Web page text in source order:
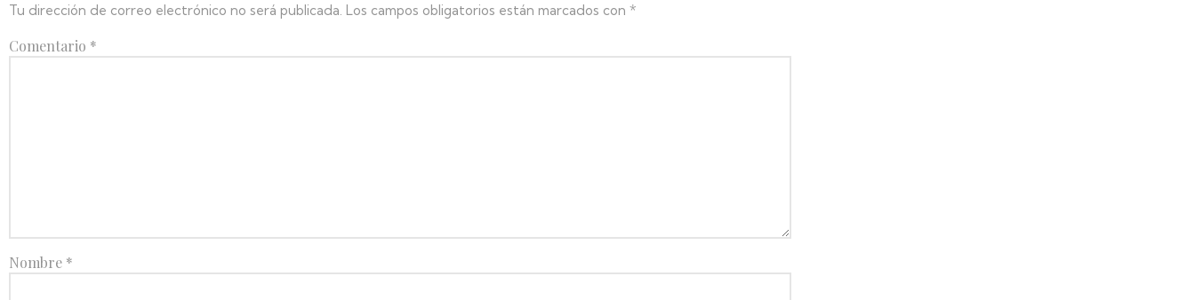
Tu dirección de correo electrónico no será publicada. Los campos obligatorios están marcados con *
Comentario *
Nombre *